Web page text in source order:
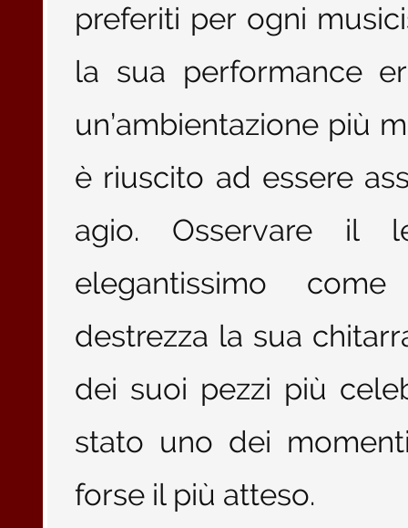
preferiti per ogni
la sua performance
un’ambientazione più
è riuscito ad essere
agio. Osservare il
elegantissimo
destrezza la sua
dei suoi pezzi più
stato uno dei
forse il più atteso.